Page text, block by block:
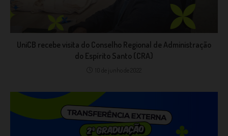
UniCB recebe visita do Conselho Regional de Administração
do Espírito Santo (CRA)
10 de junho de 2022